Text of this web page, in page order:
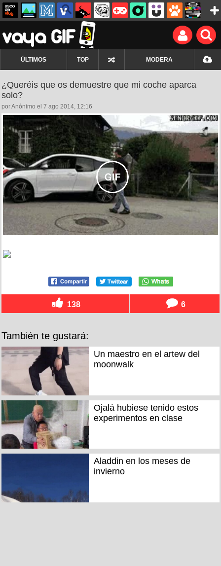
ÚLTIMOS TOP MODERA
¿Queréis que os demuestre que mi coche aparca
solo?
por Anónimo el 7 ago 2014, 12:16
138 6
También te gustará:
Un maestro en el artew del
moonwalk
Ojalá hubiese tenido estos
experimentos en clase
Aladdin en los meses de
invierno